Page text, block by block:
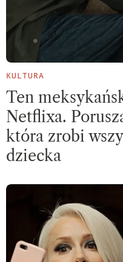
KULTURA
Ten
Netflixa.
która zrobi
dziecka